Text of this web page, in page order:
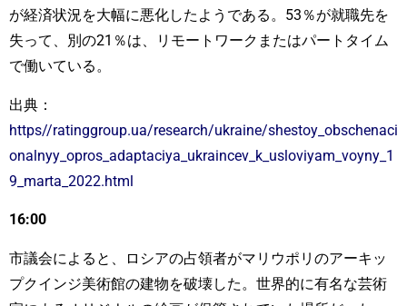
が経済状況を大幅に悪化したようである。53％が就職先を
失って、別の21％は、リモートワークまたはパートタイム
で働いている。
出典：
https//ratinggroup.ua/research/ukraine/shestoy_obschenaci
onalnyy_opros_adaptaciya_ukraincev_k_usloviyam_voyny_1
9_marta_2022.html
16:00
市議会によると、ロシアの占領者がマリウポリのアーキッ
プクインジ美術館の建物を破壊した。世界的に有名な芸術